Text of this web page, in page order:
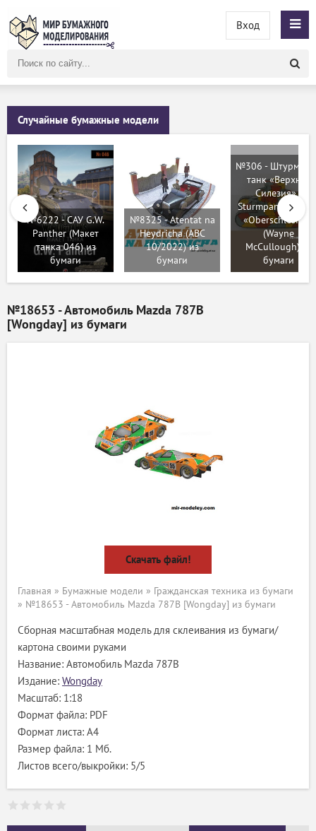
сайту
Вход
Случайные бумажные модели
№6222 - САУ G.W.
Panther (Макет
танка 046) из
бумаги
№8325 - Atentat na
Heydricha (ABC
10/2022) из
бумаги
№306 -
танк «Верхняя
Силезия» /
«Oberschlesien»
(Wayne
McCullough) из
бумаги
№18653 - Автомобиль Mazda 787B
[Wongday] из бумаги
Скачать файл!
Главная » Бумажные модели » Гражданская техника из бумаги
» №18653 - Автомобиль Mazda 787B [Wongday] из бумаги
Сборная масштабная модель для склеивания из бумаги/
картона своими руками
Название: Автомобиль Mazda 787B
Издание: Wongday
Масштаб: 1:18
Формат файла: PDF
Формат листа: А4
Размер файла: 1 Мб.
Листов всего/выкройки: 5/5